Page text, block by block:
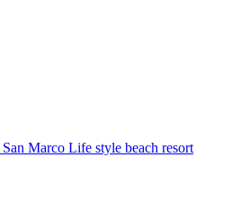
San Marco Life style beach resort